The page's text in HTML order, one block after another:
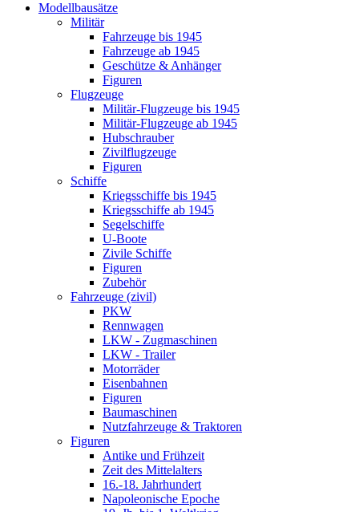
Modellbausätze
Militär
Fahrzeuge bis 1945
Fahrzeuge ab 1945
Geschütze & Anhänger
Figuren
Flugzeuge
Militär-Flugzeuge bis 1945
Militär-Flugzeuge ab 1945
Hubschrauber
Zivilflugzeuge
Figuren
Schiffe
Kriegsschiffe bis 1945
Kriegsschiffe ab 1945
Segelschiffe
U-Boote
Zivile Schiffe
Figuren
Zubehör
Fahrzeuge (zivil)
PKW
Rennwagen
LKW - Zugmaschinen
LKW - Trailer
Motorräder
Eisenbahnen
Figuren
Baumaschinen
Nutzfahrzeuge & Traktoren
Figuren
Antike und Frühzeit
Zeit des Mittelalters
16.-18. Jahrhundert
Napoleonische Epoche